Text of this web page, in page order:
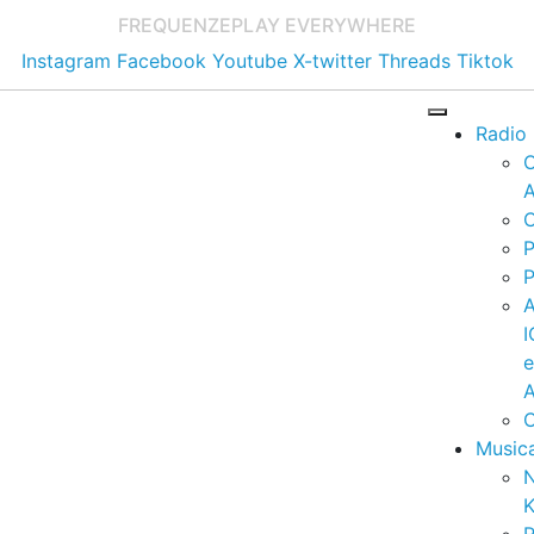
FREQUENZEPLAY EVERYWHERE
Instagram Facebook Youtube X-twitter Threads Tiktok
Radio
e